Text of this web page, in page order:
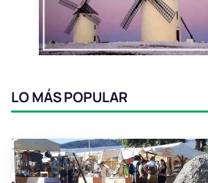
LO MÁS POPULAR